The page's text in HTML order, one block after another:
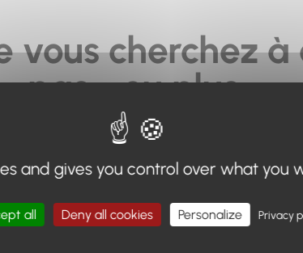
vous cherchez
pas... ou plus.
en haut de page, ou à utiliser le
Retour à l'accueil
and gives you control over what you
all Deny all cookies Personalize Privacy